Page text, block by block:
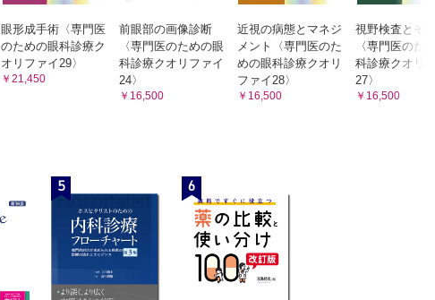
眼形成手術〈専門医
のための眼科診療ク
オリファイ29〉
￥21,450
前眼部の画像診断
〈専門医のための眼
科診療クオリファイ
24〉
￥16,500
近視の病態とマネジ
メント〈専門医のた
めの眼科診療クオリ
ファイ28〉
￥16,500
視野検査とそ
〈専門医のた
科診療クオリ
27〉
￥16,500
5 6